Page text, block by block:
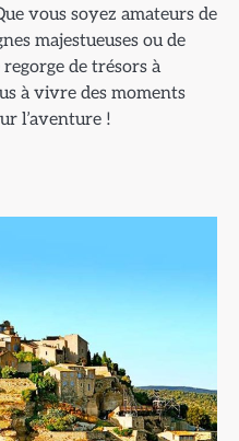
vous soyez amateurs de
majestueuses ou de
de trésors à
à vivre des moments
l’aventure !